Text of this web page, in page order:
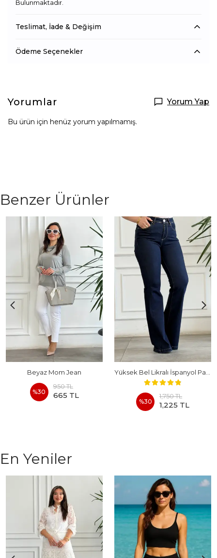
Bulunmaktadır.
Teslimat, İade & Değişim
Ödeme Seçenekler
Yorumlar Yorum Yap
Bu ürün için henüz yorum yapılmamış.
Benzer Ürünler
Beyaz Mom Jean
%30
950 TL
665 TL
%30
1,750 TL
1,225 TL
En Yeniler